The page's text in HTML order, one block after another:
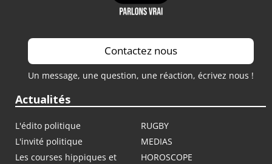
Contactez nous
Un message, une question, une réaction, écrivez nous !
Actualités
L'édito politique
RUGBY
L'invité politique
MEDIAS
Les courses hippiques et
HOROSCOPE